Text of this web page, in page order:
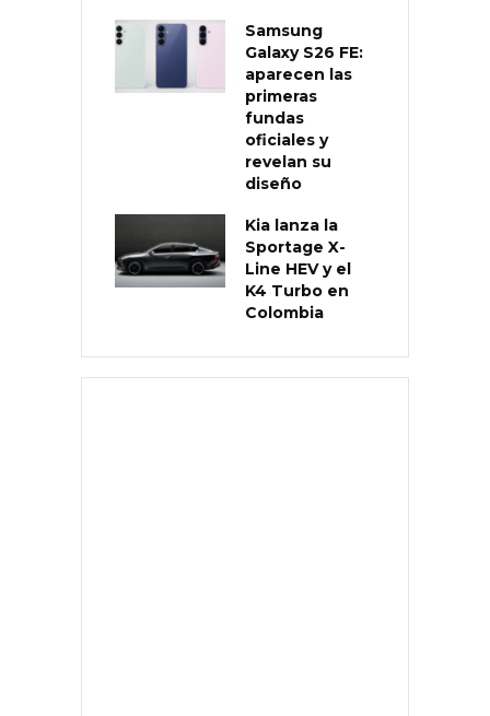
Samsung
Galaxy S26 FE:
aparecen las
primeras
fundas
oficiales y
revelan su
diseño
Kia lanza la
Sportage X-
Line HEV y el
K4 Turbo en
Colombia